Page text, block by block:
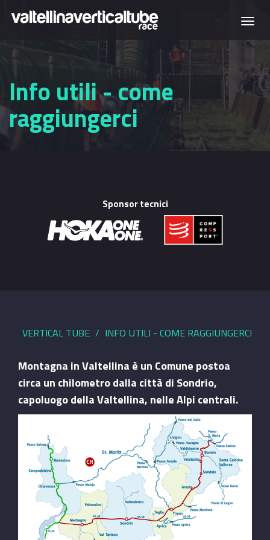
Salta al contenuto principale
Info utili - come
raggiungerci
Sponsor tecnici
VERTICAL TUBE INFO UTILI - COME RAGGIUNGERCI
Montagna in Valtellina è un Comune postoa
circa un chilometro dalla città di Sondrio,
capoluogo della Valtellina, nelle Alpi centrali.